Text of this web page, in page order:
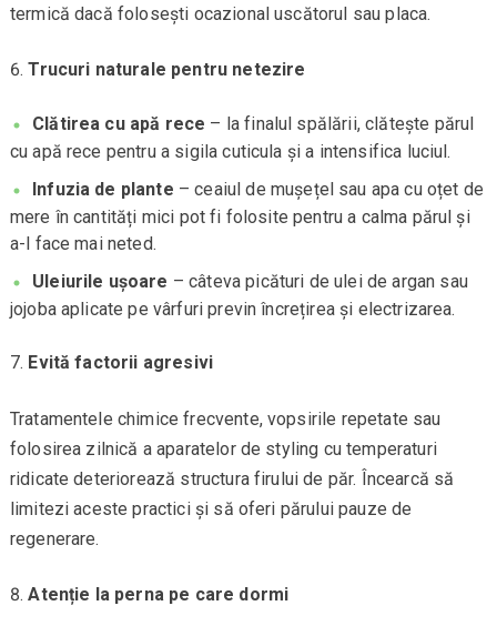
termică dacă folosești ocazional uscătorul sau placa.
Trucuri naturale pentru netezire
Clătirea cu apă rece – la finalul spălării, clătește părul
cu apă rece pentru a sigila cuticula și a intensifica luciul.
Infuzia de plante – ceaiul de mușețel sau apa cu oțet de
mere în cantități mici pot fi folosite pentru a calma părul și
a-l face mai neted.
Uleiurile ușoare – câteva picături de ulei de argan sau
jojoba aplicate pe vârfuri previn încrețirea și electrizarea.
Evită factorii agresivi
Tratamentele chimice frecvente, vopsirile repetate sau
folosirea zilnică a aparatelor de styling cu temperaturi
ridicate deteriorează structura firului de păr. Încearcă să
limitezi aceste practici și să oferi părului pauze de
regenerare.
Atenție la perna pe care dormi